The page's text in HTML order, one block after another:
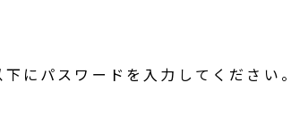
にパスワードを入力してください。